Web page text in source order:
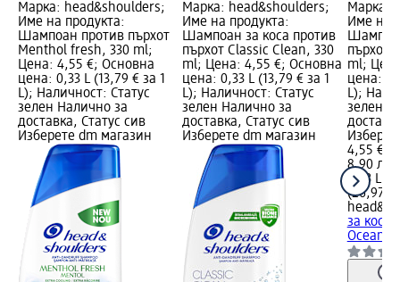
Марка: head&shoulders;
Име на продукта:
Шампоан против пърхот
Menthol fresh, 330 ml;
Цена: 4,55 €; Основна
цена: 0,33 L (13,79 € за 1
L); Наличност: Статус
зелен Налично за
доставка, Статус сив
Изберете dm магазин
Марка: head&shoulders;
Име на продукта:
Шампоан за коса против
пърхот Classic Clean, 330
ml; Цена: 4,55 €; Основна
цена: 0,33 L (13,79 € за 1
L); Наличност: Статус
зелен Налично за
доставка, Статус сив
Изберете dm магазин
Марка:
Име на
пърхот
ml;
цена:
L);
зелен
4,55 €
8,90 лв.
0,33 L
(26,97
за коса
Ocean